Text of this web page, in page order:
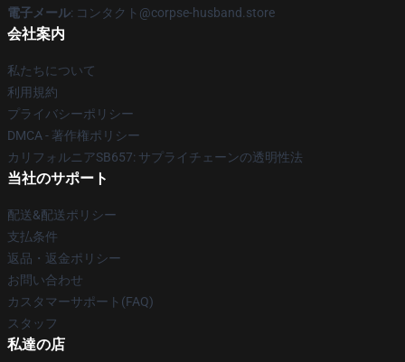
電子メール: コンタクト@corpse-husband.store
会社案内
私たちについて
利用規約
プライバシーポリシー
DMCA - 著作権ポリシー
カリフォルニアSB657: サプライチェーンの透明性法
当社のサポート
配送&配送ポリシー
支払条件
返品・返金ポリシー
お問い合わせ
カスタマーサポート(FAQ)
スタッフ
私達の店